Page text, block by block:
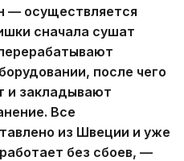
— осуществляется
сначала сушат
после чего
и закладывают
Все
из Швеции и уже
без сбоев, —